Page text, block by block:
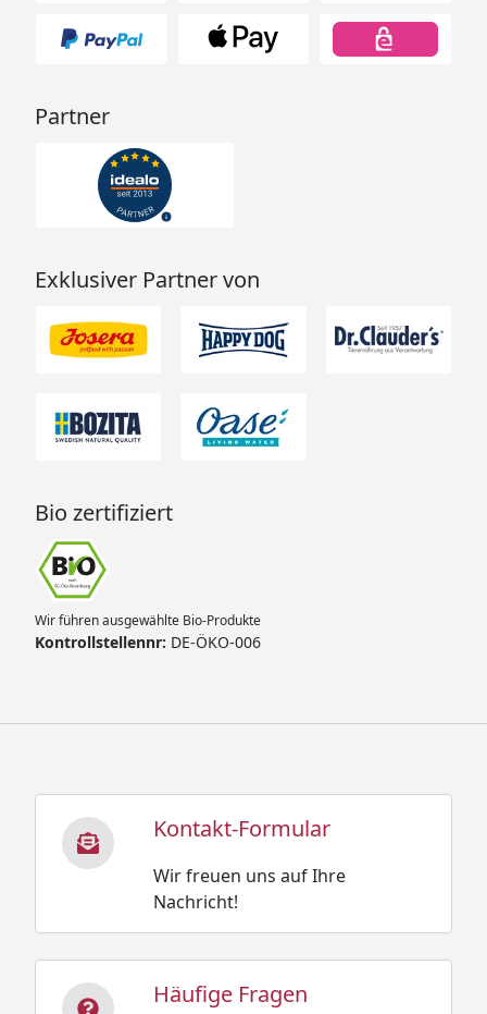
Partner
Exklusiver Partner von
Bio zertifiziert
Wir führen ausgewählte Bio-Produkte
Kontrollstellennr: DE-ÖKO-006
Kontakt-Formular
Wir freuen uns auf Ihre
Nachricht!
Häufige Fragen